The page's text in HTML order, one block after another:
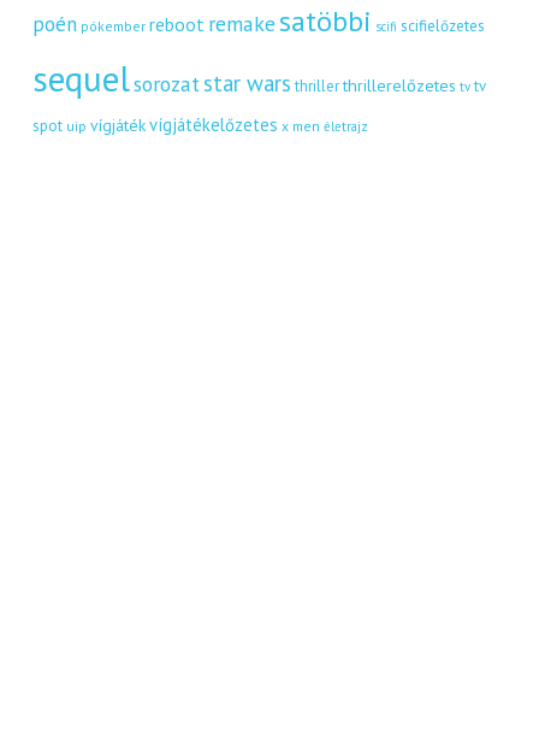
poén pókember reboot remakesatöbbi scifi scifielőzetes
sequelsorozatstar wars thriller thrillerelőzetes tv tv
spot uip vígjátékvígjátékelőzetes x men életrajz